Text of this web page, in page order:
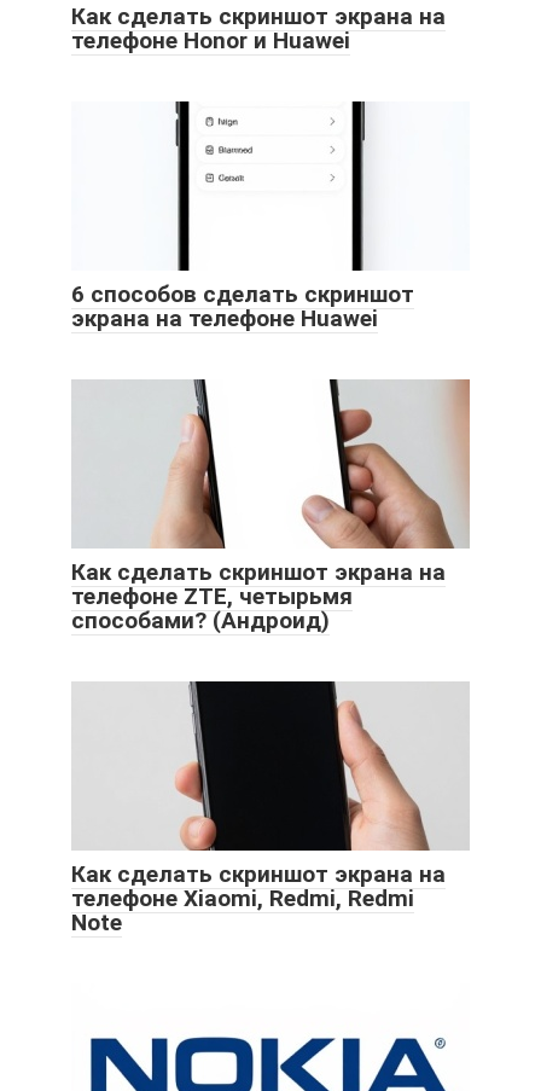
Как сделать скриншот экрана на
телефоне Honor и Huawei
6 способов сделать скриншот
экрана на телефоне Huawei
Как сделать скриншот экрана на
телефоне ZTE, четырьмя
способами? (Андроид)
Как сделать скриншот экрана на
телефоне Xiaomi, Redmi, Redmi
Note